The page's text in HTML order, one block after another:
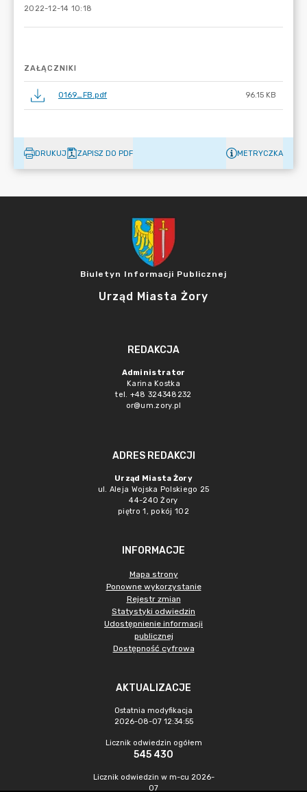
2022-12-14 10:18
ZAŁĄCZNIKI
0169_FB.pdf 96.15 KB
DRUKUJ ZAPISZ DO PDF METRYCZKA
Biuletyn Informacji Publicznej
Urząd Miasta Żory
REDAKCJA
Administrator
Karina Kostka
tel. +48 324348232
or@um.zory.pl
ADRES REDAKCJI
Urząd Miasta Żory
ul. Aleja Wojska Polskiego 25
44-240 Żory
piętro 1, pokój 102
INFORMACJE
Mapa strony
Ponowne wykorzystanie
Rejestr zmian
Statystyki odwiedzin
Udostępnienie informacji
publicznej
Dostępność cyfrowa
AKTUALIZACJE
Ostatnia modyfikacja
2026-08-07 12:34:55
Licznik odwiedzin ogółem
545 430
Licznik odwiedzin w m-cu 2026-
07